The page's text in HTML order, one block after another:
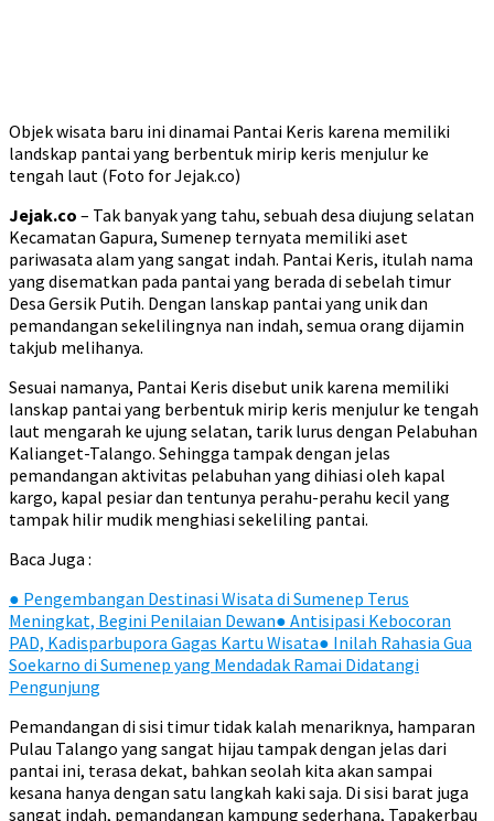
Objek wisata baru ini dinamai Pantai Keris karena memiliki
landskap pantai yang berbentuk mirip keris menjulur ke
tengah laut (Foto for Jejak.co)
Jejak.co – Tak banyak yang tahu, sebuah desa diujung selatan
Kecamatan Gapura, Sumenep ternyata memiliki aset
pariwasata alam yang sangat indah. Pantai Keris, itulah nama
yang disematkan pada pantai yang berada di sebelah timur
Desa Gersik Putih. Dengan lanskap pantai yang unik dan
pemandangan sekelilingnya nan indah, semua orang dijamin
takjub melihanya.
Sesuai namanya, Pantai Keris disebut unik karena memiliki
lanskap pantai yang berbentuk mirip keris menjulur ke tengah
laut mengarah ke ujung selatan, tarik lurus dengan Pelabuhan
Kalianget-Talango. Sehingga tampak dengan jelas
pemandangan aktivitas pelabuhan yang dihiasi oleh kapal
kargo, kapal pesiar dan tentunya perahu-perahu kecil yang
tampak hilir mudik menghiasi sekeliling pantai.
Baca Juga :
● Pengembangan Destinasi Wisata di Sumenep Terus
Meningkat, Begini Penilaian Dewan● Antisipasi Kebocoran
PAD, Kadisparbupora Gagas Kartu Wisata● Inilah Rahasia Gua
Soekarno di Sumenep yang Mendadak Ramai Didatangi
Pengunjung
Pemandangan di sisi timur tidak kalah menariknya, hamparan
Pulau Talango yang sangat hijau tampak dengan jelas dari
pantai ini, terasa dekat, bahkan seolah kita akan sampai
kesana hanya dengan satu langkah kaki saja. Di sisi barat juga
sangat indah, pemandangan kampung sederhana, Tapakerbau